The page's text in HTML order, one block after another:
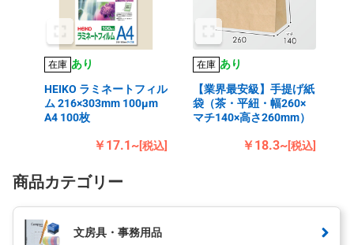
在庫 あり
HEIKO ラミネートフィル
ム 216×303mm 100μm
A4 100枚
￥17.1~[税込]
在庫 あり
【業界最安級】手提げ紙
袋（茶・平紐・幅260×
マチ140×高さ260mm）
￥18.3~[税込]
商品カテゴリー
文房具・事務用品